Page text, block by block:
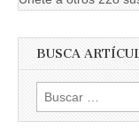
BUSCA
Buscar: